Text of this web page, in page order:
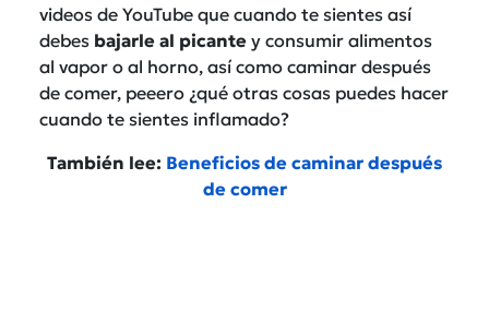
videos de YouTube que cuando te sientes así
debes bajarle al picante y consumir alimentos
al vapor o al horno, así como caminar después
de comer, peeero ¿qué otras cosas puedes hacer
cuando te sientes inflamado?
También lee: Beneficios de caminar después
de comer